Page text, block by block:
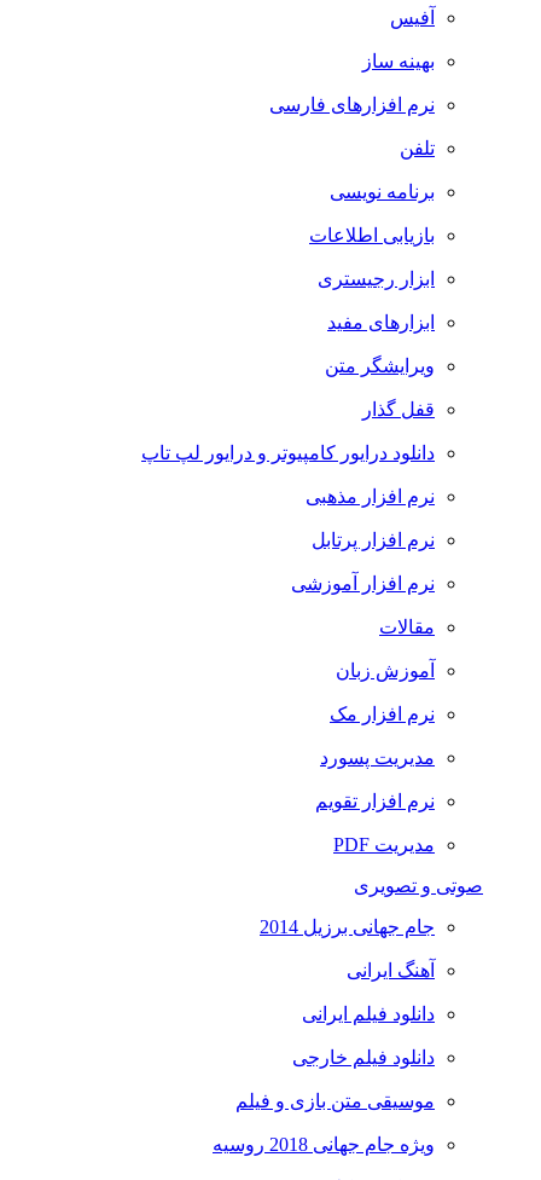
آفیس
بهینه ساز
نرم افزارهای فارسی
تلفن
برنامه نویسی
بازیابی اطلاعات
ابزار رجیستری
ابزارهای مفید
ویرایشگر متن
قفل گذار
دانلود درایور کامپیوتر و درایور لپ تاپ
نرم افزار مذهبی
نرم افزار پرتابل
نرم افزار آموزشی
مقالات
آموزش زبان
نرم افزار مک
مدیریت پسورد
نرم افزار تقویم
مدیریت PDF
صوتی و تصویری
جام جهانی برزیل 2014
آهنگ ایرانی
دانلود فیلم ایرانی
دانلود فیلم خارجی
موسیقی متن بازی و فیلم
ویژه جام جهانی 2018 روسیه